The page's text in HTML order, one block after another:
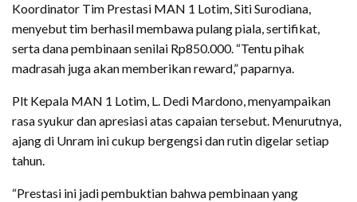
Koordinator Tim Prestasi MAN 1 Lotim, Siti Surodiana,
menyebut tim berhasil membawa pulang piala, sertifikat,
serta dana pembinaan senilai Rp850.000. “Tentu pihak
madrasah juga akan memberikan reward,” paparnya.
Plt Kepala MAN 1 Lotim, L. Dedi Mardono, menyampaikan
rasa syukur dan apresiasi atas capaian tersebut. Menurutnya,
ajang di Unram ini cukup bergengsi dan rutin digelar setiap
tahun.
“Prestasi ini jadi pembuktian bahwa pembinaan yang